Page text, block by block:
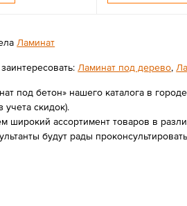
Ламинат
Ламинат под дерево,
под бетон» нашего каталога в
учета скидок).
широкий ассортимент товаров в
будут рады